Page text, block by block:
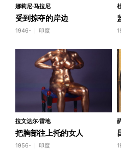
娜莉尼·马拉尼
受到掠夺的岸边
1946- 印度
拉文达尔·雷地
把胸部往上托的女人
1956- 印度